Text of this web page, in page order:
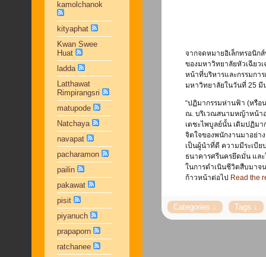
kamolchanok
kityaphat
Kwan Swee
Huat
ladda
Latthawat
Rimpirangsri
matupode
Natchaya
navapat
pacharamon
pailin
pakawat
pisit
piyanuch
prapaporn
ratchanee
จากจดหมายอิเล็กทรอนิก
ของมหาวิทยาลัยหัวเฉียว
หน้าที่บริหารและกรรมกา
มหาวิทยาลัยในวันที่ 25 มี
“ปฏิมากรรมห่านฟ้า (หรือ
ณ. บริเวณสนามหญ้าหน้าอ
เตชะไพบูลย์นั้น เดิมปฏิม
จิตใจของพนักงานมาอย่า
เป็นผู้นำที่ดี ความมีระเบีย
ธนาคารศรีนครยึดมั่น แล
ในการดำเนินชีวิตสืบมาจ
ก้าวหน้าต่อไป Read the